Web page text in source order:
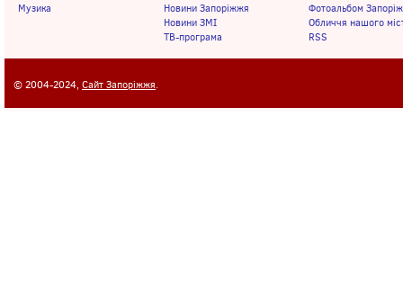
Музика
Новини Запоріжжя
Новини ЗМІ
ТВ-програма
Фотоальбом
Обличчя нашого
RSS
© 2004-2024, Сайт Запоріжжя.